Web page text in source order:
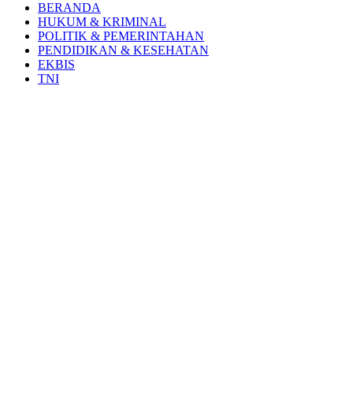
BERANDA
HUKUM & KRIMINAL
POLITIK & PEMERINTAHAN
PENDIDIKAN & KESEHATAN
EKBIS
TNI